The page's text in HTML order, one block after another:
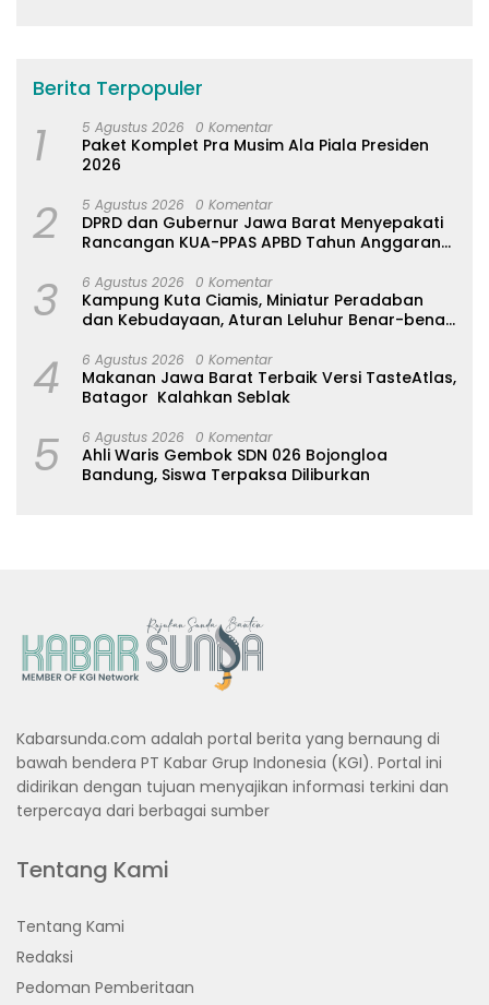
Berita Terpopuler
1 5 Agustus 2026 0 Komentar
Paket Komplet Pra Musim Ala Piala Presiden
2026
2 5 Agustus 2026 0 Komentar
DPRD dan Gubernur Jawa Barat Menyepakati
Rancangan KUA-PPAS APBD Tahun Anggaran
3 6 Agustus 2026 0 Komentar
Kampung Kuta Ciamis, Miniatur Peradaban
dan Kebudayaan, Aturan Leluhur Benar-benar
4 6 Agustus 2026 0 Komentar
Makanan Jawa Barat Terbaik Versi TasteAtlas,
Batagor Kalahkan Seblak
5 6 Agustus 2026 0 Komentar
Ahli Waris Gembok SDN 026 Bojongloa
Bandung, Siswa Terpaksa Diliburkan
Kabarsunda.com adalah portal berita yang bernaung di
bawah bendera PT Kabar Grup Indonesia (KGI). Portal ini
didirikan dengan tujuan menyajikan informasi terkini dan
terpercaya dari berbagai sumber
Tentang Kami
Tentang Kami
Redaksi
Pedoman Pemberitaan